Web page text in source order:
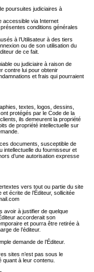
poursuites judiciaires à
accessible via Internet
conditions générales
à l’Utilisateur à des tiers
ou de son utilisation du
de ce fait.
ou judiciaire à raison de
contre lui pour obtenir
et frais qui pourraient
textes, logos, dessins,
protégés par le Code de la
ils demeurent la propriété
de propriété intellectuelle sur
documents, susceptible de
intellectuelle du fournisseur et
d’une autorisation expresse
vers tout ou partie du site
écrite de l’Éditeur, sollicitée
avoir à justifier de quelque
accorderait son
et pourra être retirée à
de l’éditeur.
demande de l’Éditeur.
sites n’est pas sous le
quant à leur contenu.